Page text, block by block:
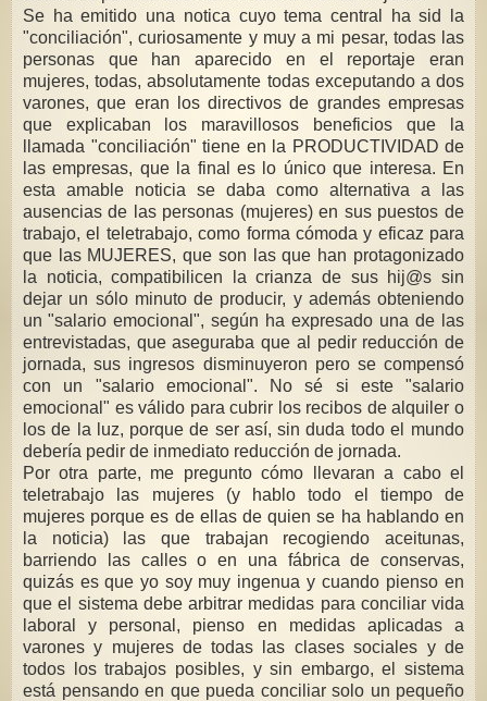
Se ha emitido una notica cuyo tema central ha sid la
"conciliación", curiosamente y muy a mi pesar, todas las
personas que han aparecido en el reportaje eran
mujeres, todas, absolutamente todas exceputando a dos
varones, que eran los directivos de grandes empresas
que explicaban los maravillosos beneficios que la
llamada "conciliación" tiene en la PRODUCTIVIDAD de
las empresas, que la final es lo único que interesa. En
esta amable noticia se daba como alternativa a las
ausencias de las personas (mujeres) en sus puestos de
trabajo, el teletrabajo, como forma cómoda y eficaz para
que las MUJERES, que son las que han protagonizado
la noticia, compatibilicen la crianza de sus hij@s sin
dejar un sólo minuto de producir, y además obteniendo
un "salario emocional", según ha expresado una de las
entrevistadas, que aseguraba que al pedir reducción de
jornada, sus ingresos disminuyeron pero se compensó
con un "salario emocional". No sé si este "salario
emocional" es válido para cubrir los recibos de alquiler o
los de la luz, porque de ser así, sin duda todo el mundo
debería pedir de inmediato reducción de jornada.
Por otra parte, me pregunto cómo llevaran a cabo el
teletrabajo las mujeres (y hablo todo el tiempo de
mujeres porque es de ellas de quien se ha hablando en
la noticia) las que trabajan recogiendo aceitunas,
barriendo las calles o en una fábrica de conservas,
quizás es que yo soy muy ingenua y cuando pienso en
que el sistema debe arbitrar medidas para conciliar vida
laboral y personal, pienso en medidas aplicadas a
varones y mujeres de todas las clases sociales y de
todos los trabajos posibles, y sin embargo, el sistema
está pensando en que pueda conciliar solo un pequeño